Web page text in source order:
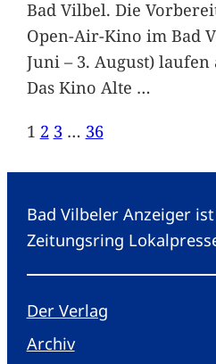
Bad Vilbel. Die
Open-Air-Kino im Bad
Juni – 3. August)
Das Kino Alte …
1 2 3 … 36
Bad Vilbeler Anzeiger
Zeitungsring
Der Verlag
Archiv